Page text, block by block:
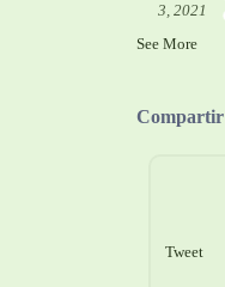
3, 2021
See More
Compartir
Tweet